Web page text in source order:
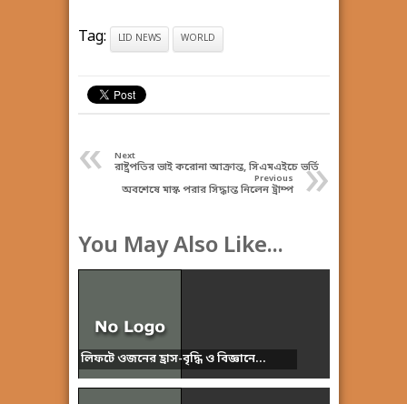
Tag: LID NEWS WORLD
« Next
রাষ্ট্রপতির ভাই করোনা আক্রান্ত, সিএমএইচে ভর্তি
»
Previous
অবশেষে মাস্ক পরার সিদ্ধান্ত নিলেন ট্রাম্প
You May Also Like...
লিফটে ওজনের হ্রাস-বৃদ্ধি ও বিজ্ঞানে...